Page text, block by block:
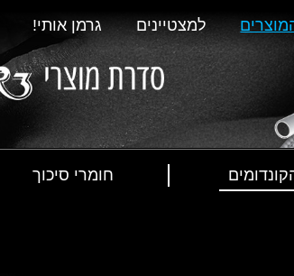
למצטיינים גרמן אותי!
חומרי סיכוך